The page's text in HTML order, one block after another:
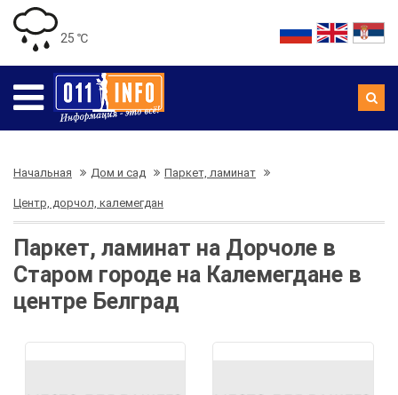
25 ℃
Начальная Дом и сад Паркет, ламинат
Центр, дорчол, калемегдан
Паркет, ламинат на Дорчоле в
Старом городе на Калемегдане в
центре Белград